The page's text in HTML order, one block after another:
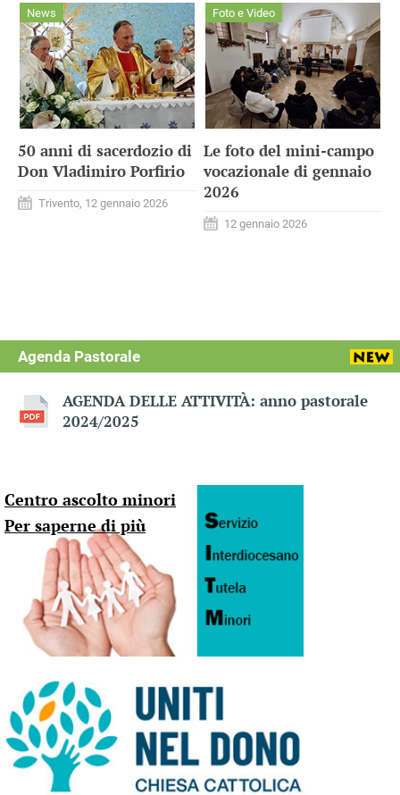
50 anni di sacerdozio di
Don Vladimiro Porfirio
Trivento, 12 gennaio 2026
News
Le foto del mini-campo
vocazionale di gennaio
2026
12 gennaio 2026
Foto e Video
Agenda Pastorale
AGENDA DELLE ATTIVITÀ: anno pastorale
2024/2025
Centro ascolto minori
Per saperne di più